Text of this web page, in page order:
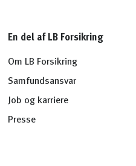
En del af LB Forsikring
Om LB Forsikring
Samfundsansvar
Job og karriere
Presse